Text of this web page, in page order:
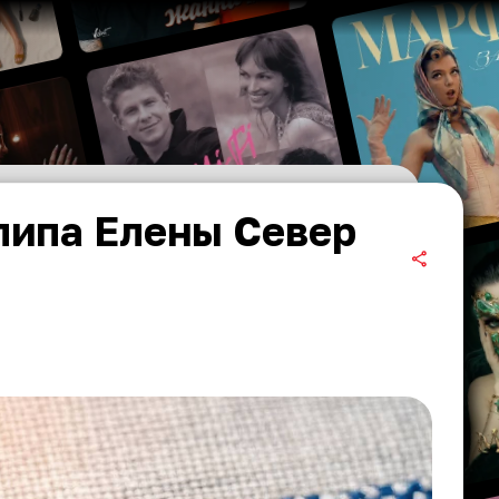
Елены Север